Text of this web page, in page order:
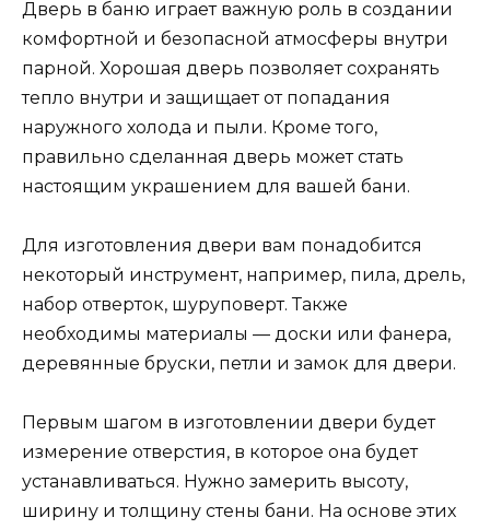
Дверь в баню играет важную роль в создании
комфортной и безопасной атмосферы внутри
парной. Хорошая дверь позволяет сохранять
тепло внутри и защищает от попадания
наружного холода и пыли. Кроме того,
правильно сделанная дверь может стать
настоящим украшением для вашей бани.
Для изготовления двери вам понадобится
некоторый инструмент, например, пила, дрель,
набор отверток, шуруповерт. Также
необходимы материалы — доски или фанера,
деревянные бруски, петли и замок для двери.
Первым шагом в изготовлении двери будет
измерение отверстия, в которое она будет
устанавливаться. Нужно замерить высоту,
ширину и толщину стены бани. На основе этих